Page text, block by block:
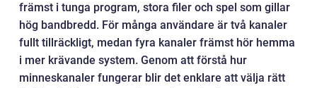
främst i tunga program, stora filer och spel som gillar
hög bandbredd. För många användare är två kanaler
fullt tillräckligt, medan fyra kanaler främst hör hemma
i mer krävande system. Genom att förstå hur
minneskanaler fungerar blir det enklare att välja rätt